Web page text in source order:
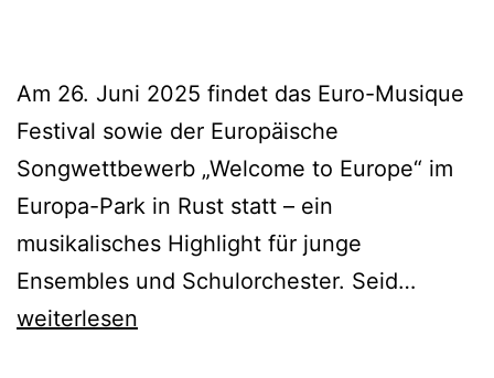
Am 26. Juni 2025 findet das Euro-Musique
Festival sowie der Europäische
Songwettbewerb „Welcome to Europe“ im
Europa-Park in Rust statt – ein
musikalisches Highlight für junge
Ensembles und Schulorchester. Seid…
weiterlesen